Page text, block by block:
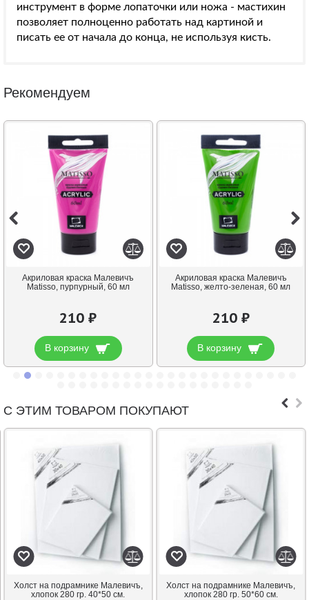
инструмент в форме лопаточки или ножа - мастихин
позволяет полноценно работать над картиной и
писать ее от начала до конца, не используя кисть.
Рекомендуем
Акриловая краска Малевичъ
Matisso, пурпурный, 60 мл
210 ₽
В корзину
Акриловая краска Малевичъ
Matisso, желто-зеленая, 60 мл
210 ₽
В корзину
С ЭТИМ ТОВАРОМ ПОКУПАЮТ
Холст на подрамнике Малевичъ,
хлопок 280 гр. 40*50 см.
Холст на подрамнике Малевичъ,
хлопок 280 гр. 50*60 см.